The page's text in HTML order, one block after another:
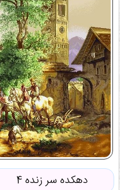
دهکده سر زنده 4